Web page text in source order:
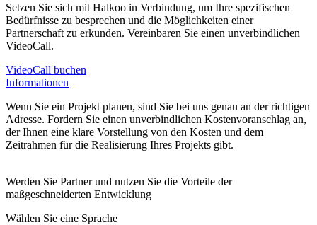
Setzen Sie sich mit Halkoo in Verbindung, um Ihre spezifischen
Bedürfnisse zu besprechen und die Möglichkeiten einer
Partnerschaft zu erkunden. Vereinbaren Sie einen unverbindlichen
VideoCall.
VideoCall buchen
Informationen
Wenn Sie ein Projekt planen, sind Sie bei uns genau an der richtigen
Adresse. Fordern Sie einen unverbindlichen Kostenvoranschlag an,
der Ihnen eine klare Vorstellung von den Kosten und dem
Zeitrahmen für die Realisierung Ihres Projekts gibt.
Werden Sie Partner und nutzen Sie die Vorteile der
maßgeschneiderten Entwicklung
Wählen Sie eine Sprache